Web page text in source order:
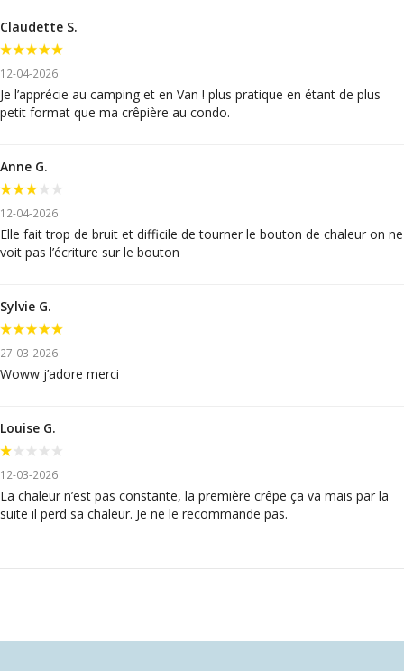
Claudette S.
12-04-2026
Je l’apprécie au camping et en Van ! plus pratique en étant de plus
petit format que ma crêpière au condo.
Anne G.
12-04-2026
Elle fait trop de bruit et difficile de tourner le bouton de chaleur on ne
voit pas l’écriture sur le bouton
Sylvie G.
27-03-2026
Woww j’adore merci
Louise G.
12-03-2026
La chaleur n’est pas constante, la première crêpe ça va mais par la
suite il perd sa chaleur. Je ne le recommande pas.